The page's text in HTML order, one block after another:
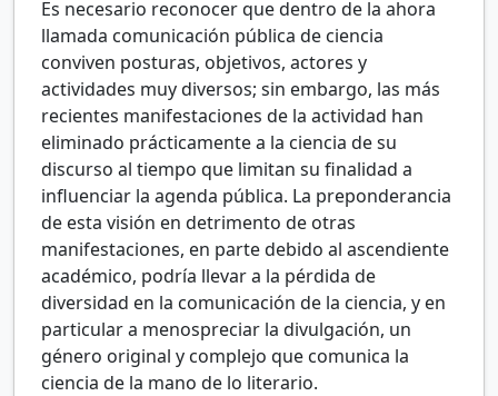
Es necesario reconocer que dentro de la ahora
llamada comunicación pública de ciencia
conviven posturas, objetivos, actores y
actividades muy diversos; sin embargo, las más
recientes manifestaciones de la actividad han
eliminado prácticamente a la ciencia de su
discurso al tiempo que limitan su finalidad a
influenciar la agenda pública. La preponderancia
de esta visión en detrimento de otras
manifestaciones, en parte debido al ascendiente
académico, podría llevar a la pérdida de
diversidad en la comunicación de la ciencia, y en
particular a menospreciar la divulgación, un
género original y complejo que comunica la
ciencia de la mano de lo literario.